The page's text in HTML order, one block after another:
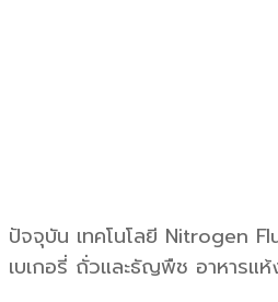
ปัจจุบัน เทคโนโลยี Nitrogen
เบเกอรี่ ถั่วและธัญพืช อาหารแ